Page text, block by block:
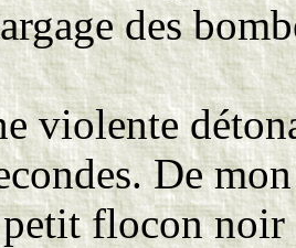
des
violente
De
flocon noir